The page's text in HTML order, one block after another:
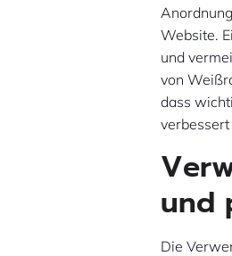
Website.
und
von
dass
und
Die